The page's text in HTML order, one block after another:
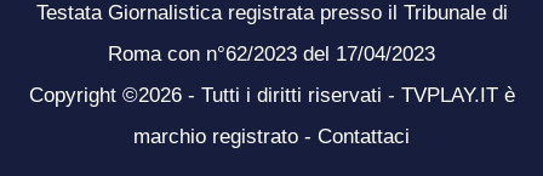
Testata Giornalistica registrata presso il Tribunale di
Roma con n°62/2023 del 17/04/2023
Copyright ©2026 - Tutti i diritti riservati - TVPLAY.IT è
marchio registrato - Contattaci